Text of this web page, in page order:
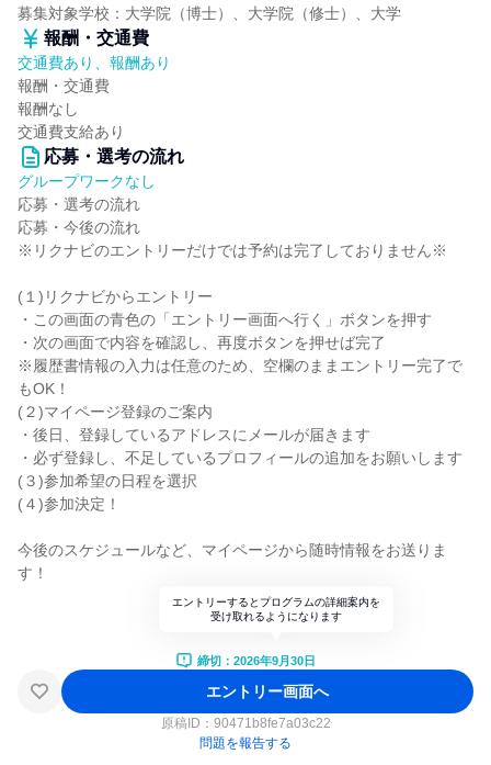
募集対象学校：大学院（博士）、大学院（修士）、大学
報酬・交通費
交通費あり、報酬あり
報酬・交通費
報酬なし
交通費支給あり
応募・選考の流れ
グループワークなし
応募・選考の流れ
応募・今後の流れ
※リクナビのエントリーだけでは予約は完了しておりません※
(１)リクナビからエントリー
・この画面の青色の「エントリー画面へ行く」ボタンを押す
・次の画面で内容を確認し、再度ボタンを押せば完了
※履歴書情報の入力は任意のため、空欄のままエントリー完了で
もOK！
(２)マイページ登録のご案内
・後日、登録しているアドレスにメールが届きます
・必ず登録し、不足しているプロフィールの追加をお願いします
(３)参加希望の日程を選択
(４)参加決定！
今後のスケジュールなど、マイページから随時情報をお送りま
す！
エントリーするとプログラムの詳細案内を
受け取れるようになります
締切：2026年9月30日
エントリー画面へ
原稿ID： 90471b8fe7a03c22
問題を報告する